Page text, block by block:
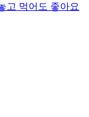
고 먹어도 좋아요